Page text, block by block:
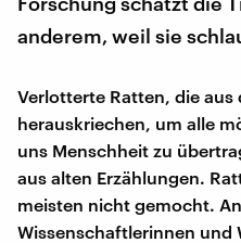
anderem, weil sie
Verlotterte Ratten, die aus
herauskriechen, um alle
uns Menschheit zu
aus alten Erzählungen.
meisten nicht gemocht.
Wissenschaftlerinnen und